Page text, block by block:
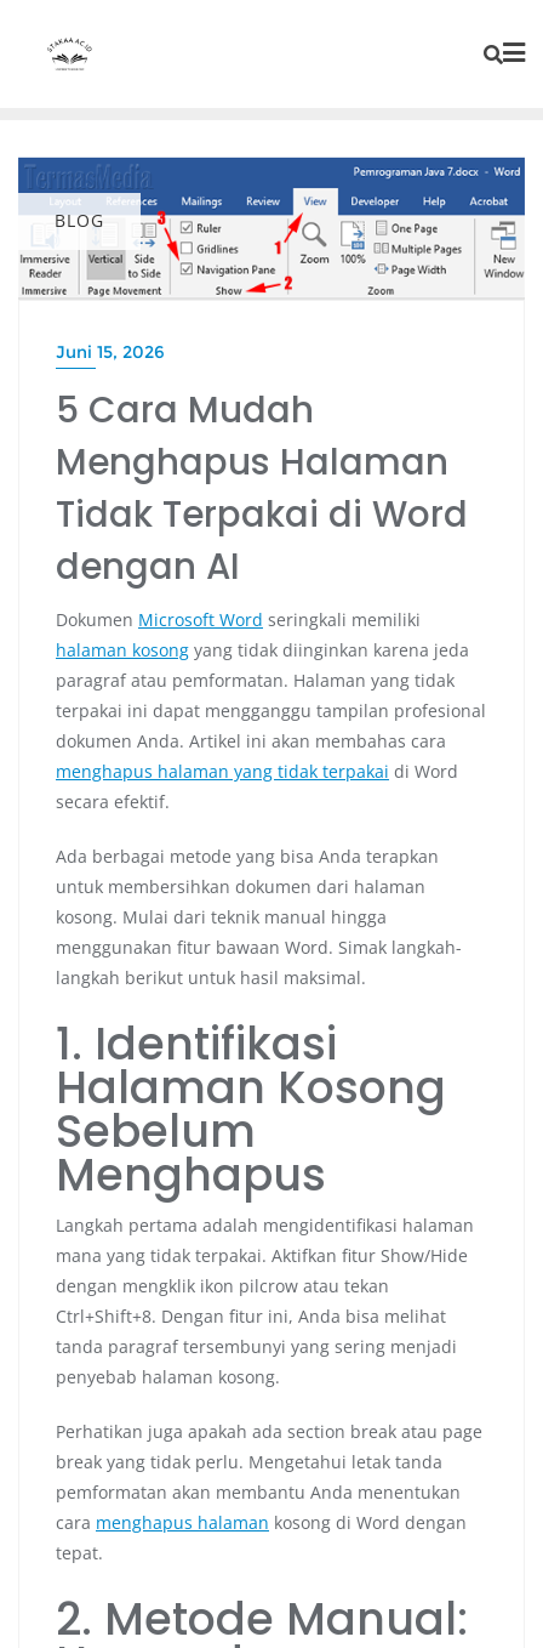
BLOG
Juni 15, 2026
5 Cara Mudah
Menghapus Halaman
Tidak Terpakai di Word
dengan AI
Dokumen Microsoft Word seringkali memiliki
halaman kosong yang tidak diinginkan karena jeda
paragraf atau pemformatan. Halaman yang tidak
terpakai ini dapat mengganggu tampilan profesional
dokumen Anda. Artikel ini akan membahas cara
menghapus halaman yang tidak terpakai di Word
secara efektif.
Ada berbagai metode yang bisa Anda terapkan
untuk membersihkan dokumen dari halaman
kosong. Mulai dari teknik manual hingga
menggunakan fitur bawaan Word. Simak langkah-
langkah berikut untuk hasil maksimal.
1. Identifikasi
Halaman Kosong
Sebelum
Menghapus
Langkah pertama adalah mengidentifikasi halaman
mana yang tidak terpakai. Aktifkan fitur Show/Hide
dengan mengklik ikon pilcrow atau tekan
Ctrl+Shift+8. Dengan fitur ini, Anda bisa melihat
tanda paragraf tersembunyi yang sering menjadi
penyebab halaman kosong.
Perhatikan juga apakah ada section break atau page
break yang tidak perlu. Mengetahui letak tanda
pemformatan akan membantu Anda menentukan
cara menghapus halaman kosong di Word dengan
tepat.
2. Metode Manual: